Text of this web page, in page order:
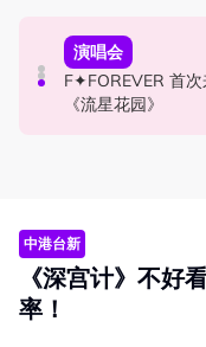
国际星闻
张员瑛频陷耍大牌
面！
演唱会
F✦FOREVER 首
《流星花园》
国际星闻
CORTIS MARTIN
获网友狂赞！
中港台新
《深宫计》不好
率！